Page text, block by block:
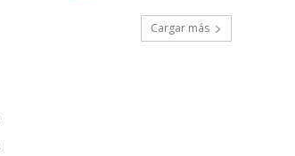
Cargar más